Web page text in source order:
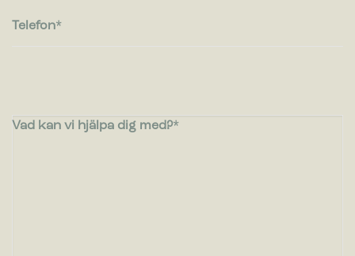
Telefon
Vad kan vi hjälpa dig med?